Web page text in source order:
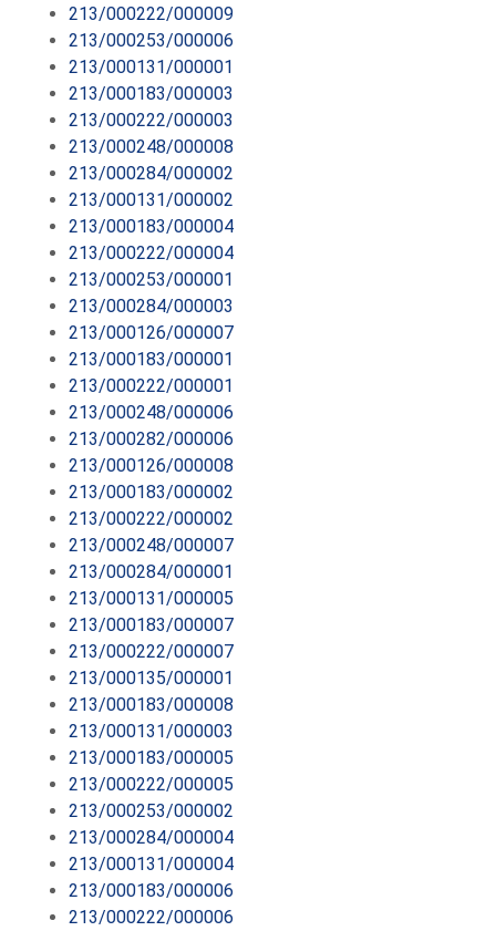
213/000222/000009
213/000253/000006
213/000131/000001
213/000183/000003
213/000222/000003
213/000248/000008
213/000284/000002
213/000131/000002
213/000183/000004
213/000222/000004
213/000253/000001
213/000284/000003
213/000126/000007
213/000183/000001
213/000222/000001
213/000248/000006
213/000282/000006
213/000126/000008
213/000183/000002
213/000222/000002
213/000248/000007
213/000284/000001
213/000131/000005
213/000183/000007
213/000222/000007
213/000135/000001
213/000183/000008
213/000131/000003
213/000183/000005
213/000222/000005
213/000253/000002
213/000284/000004
213/000131/000004
213/000183/000006
213/000222/000006